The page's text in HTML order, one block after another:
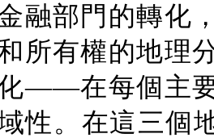
融部門的轉化
所有權的地理
——在每個主
性。在這三個